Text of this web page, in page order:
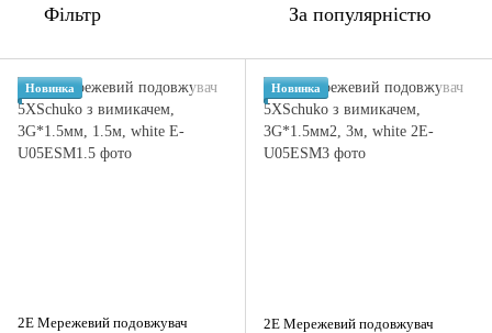
Фільтр За популярністю
Новинка
2E Мережевий подовжувач
Новинка
2E Мережевий подовжувач